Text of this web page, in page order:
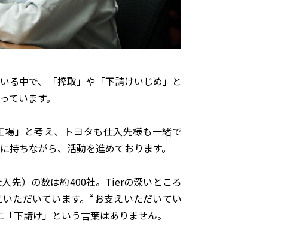
る中で、「搾取」や「下請けいじめ」と
ています。
」と考え、トヨタも仕入先様も一緒で
ちながら、活動を進めております。
先）の数は約400社。 Tierの深いところ
ただいています。 “お支えいただいてい
下請け」という言葉はありません。